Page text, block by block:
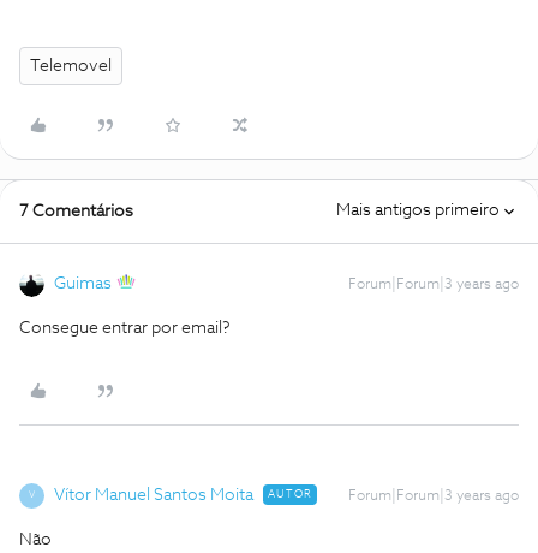
Telemovel
7 Comentários Mais antigos primeiro
Guimas Forum|Forum|3 years ago
Consegue entrar por email?
V Vítor Manuel Santos Moita AUTOR Forum|Forum|3 years ago
Não